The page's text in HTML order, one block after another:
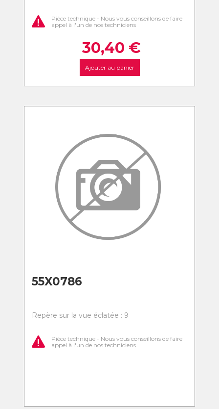
Pièce technique - Nous vous conseillons de faire
appel à l'un de nos techniciens
30,40 €
Ajouter au panier
55X0786
Repère sur la vue éclatée : 9
Pièce technique - Nous vous conseillons de faire
appel à l'un de nos techniciens